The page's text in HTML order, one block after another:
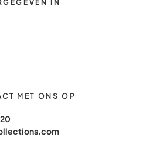
IN
MET ONS OP